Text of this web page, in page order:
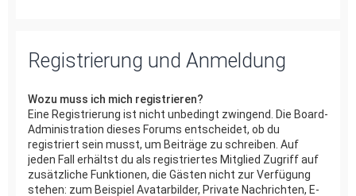
Registrierung und Anmeldung
Wozu muss ich mich registrieren?
Eine Registrierung ist nicht unbedingt zwingend. Die Board-
Administration dieses Forums entscheidet, ob du
registriert sein musst, um Beiträge zu schreiben. Auf
jeden Fall erhältst du als registriertes Mitglied Zugriff auf
zusätzliche Funktionen, die Gästen nicht zur Verfügung
stehen: zum Beispiel Avatarbilder, Private Nachrichten, E-